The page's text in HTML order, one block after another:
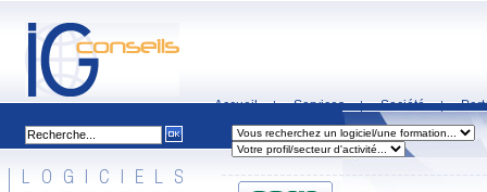
Accueil | Services | Société |